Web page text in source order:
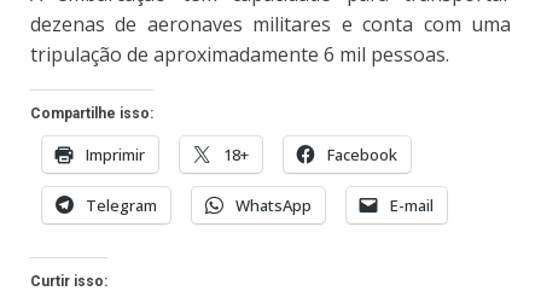
dezenas de aeronaves militares e conta com uma
tripulação de aproximadamente 6 mil pessoas.
Compartilhe isso:
Imprimir 18+ Facebook
Telegram WhatsApp E-mail
Curtir isso: